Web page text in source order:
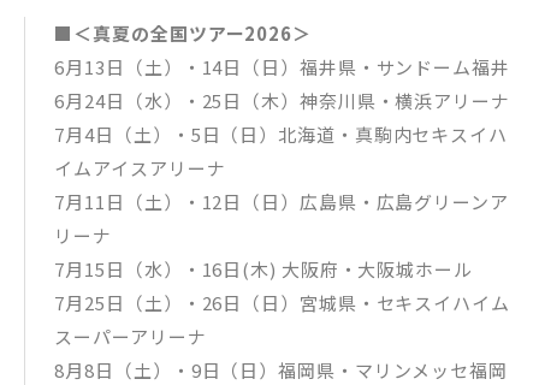
■＜真夏の全国ツアー2026＞
6月13日（土）・14日（日）福井県・サンドーム福井
6月24日（水）・25日（木）神奈川県・横浜アリーナ
7月4日（土）・5日（日）北海道・真駒内セキスイハ
イムアイスアリーナ
7月11日（土）・12日（日）広島県・広島グリーンア
リーナ
7月15日（水）・16日(木) 大阪府・大阪城ホール
7月25日（土）・26日（日）宮城県・セキスイハイム
スーパーアリーナ
8月8日（土）・9日（日）福岡県・マリンメッセ福岡